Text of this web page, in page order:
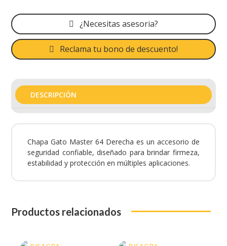
¿Necesitas asesoria?
Reclama tu bono de descuento!
DESCRIPCIÓN
Chapa Gato Master 64 Derecha es un accesorio de
seguridad confiable, diseñado para brindar firmeza,
estabilidad y protección en múltiples aplicaciones.
Productos relacionados